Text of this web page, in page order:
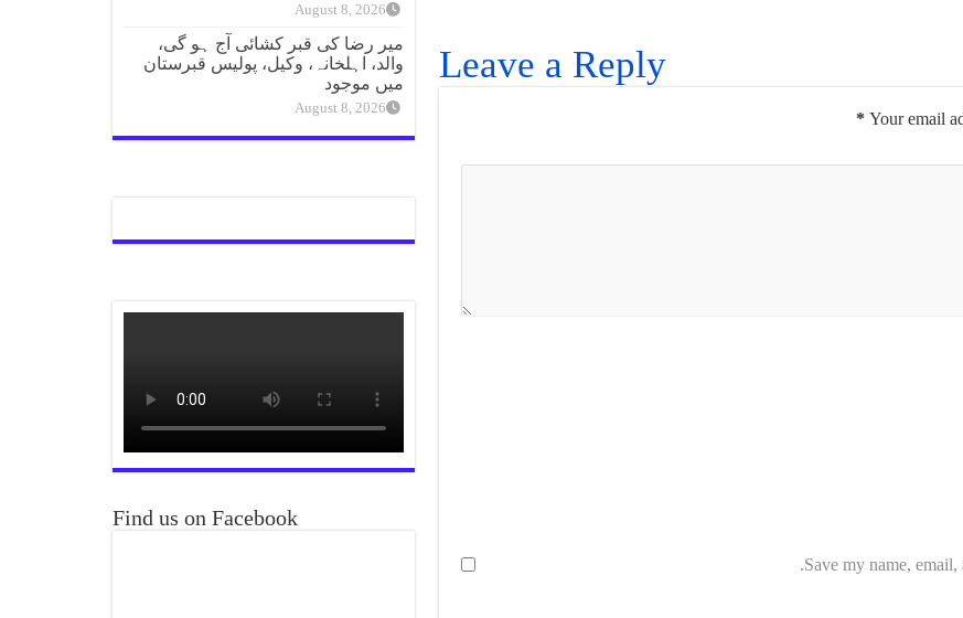
Leave a Reply
Your email
*
Save my name,
August 8, 2026
میر رضا کی قبر کشائی آج ہو گی،
والد، اہلخانہ، وکیل، پولیس قبرستان
میں موجود
August 8, 2026
Find us on Facebook